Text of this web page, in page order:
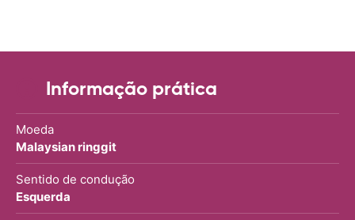
Informação prática
Moeda
Malaysian ringgit
Sentido de condução
Esquerda